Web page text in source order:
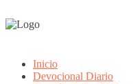
Inicio
Devocional Diario